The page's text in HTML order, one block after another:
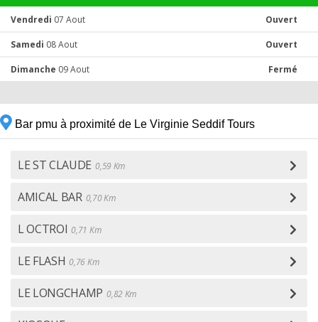
Vendredi 07 Aout Ouvert
Samedi 08 Aout Ouvert
Dimanche 09 Aout Fermé
Bar pmu à proximité de Le Virginie Seddif Tours
LE ST CLAUDE 0,59 Km
AMICAL BAR 0,70 Km
L OCTROI 0,71 Km
LE FLASH 0,76 Km
LE LONGCHAMP 0,82 Km